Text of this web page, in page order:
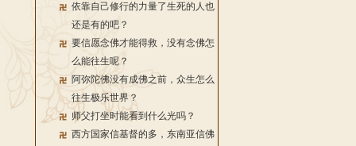
依靠自己修行的力量了生死的人也
还是有的吧？
要信愿念佛才能得救，没有念佛怎
么能往生呢？
阿弥陀佛没有成佛之前，众生怎么
往生极乐世界？
师父打坐时能看到什么光吗？
西方国家信基督的多，东南亚信佛